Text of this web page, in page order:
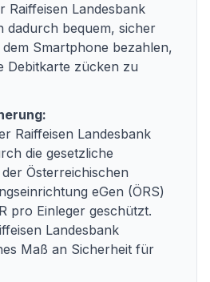
Raiffeisen Landesbank
dadurch bequem, sicher
Smartphone bezahlen,
Debitkarte zücken zu
Raiffeisen Landesbank
die gesetzliche
Österreichischen
eGen (ÖRS)
pro Einleger geschützt.
Landesbank
Maß an Sicherheit für